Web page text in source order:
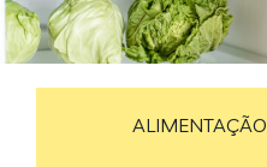
ALIMENTAÇÃO